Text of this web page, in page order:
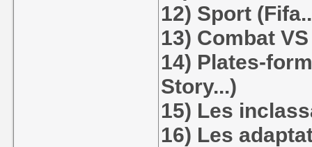
12) Sport
13) Combat
14) Plates-
Story...)
15) Les
16) Les